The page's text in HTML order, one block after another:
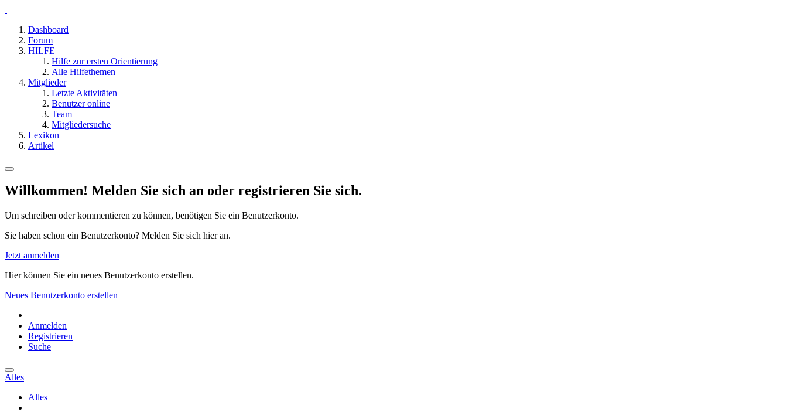
Dashboard
Forum
HILFE
Hilfe zur ersten Orientierung
Alle Hilfethemen
Mitglieder
Letzte Aktivitäten
Benutzer online
Team
Mitgliedersuche
Lexikon
Artikel
Willkommen! Melden Sie sich an oder registrieren Sie sich.
Um schreiben oder kommentieren zu können, benötigen Sie ein Benutzerkonto.
Sie haben schon ein Benutzerkonto? Melden Sie sich hier an.
Jetzt anmelden
Hier können Sie ein neues Benutzerkonto erstellen.
Neues Benutzerkonto erstellen
Anmelden
Registrieren
Suche
Alles
Alles